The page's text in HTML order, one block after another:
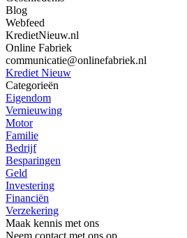
Blog
Webfeed
KredietNieuw.nl
Online Fabriek
communicatie@onlinefabriek.nl
Krediet Nieuw
Categorieën
Eigendom
Vernieuwing
Motor
Familie
Bedrijf
Besparingen
Geld
Investering
Financiën
Verzekering
Maak kennis met ons
Neem contact met ons op